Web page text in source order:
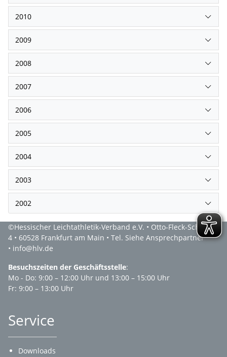
2010
2009
2008
2007
2006
2005
2004
2003
2002
©Hessischer Leichtathletik-Verband e.V. • Otto-Fleck-Schneise
4 • 60528 Frankfurt am Main • Tel. Siehe Ansprechpartner
• info@hlv.de
Besuchszeiten der Geschäftsstelle:
Mo - Do: 9:00 – 12:00 Uhr und 13:00 – 15:00 Uhr
Fr: 9:00 – 13:00 Uhr
Service
Downloads